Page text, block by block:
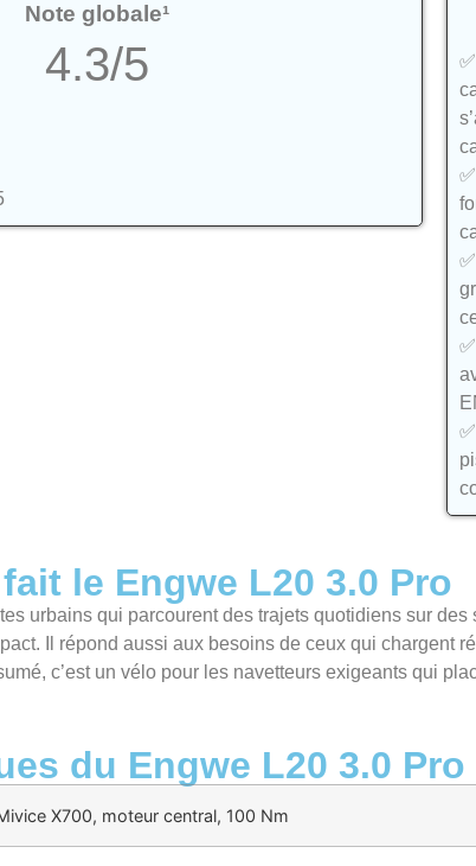
Note globale¹
4.3/5
le Engwe L20 3.0 Pro
urbains qui parcourent des trajets quotidiens sur
Il répond aussi aux besoins de ceux qui chargent
c’est un vélo pour les navetteurs exigeants qui
du Engwe L20 3.0 Pro
X700, moteur central, 100 Nm